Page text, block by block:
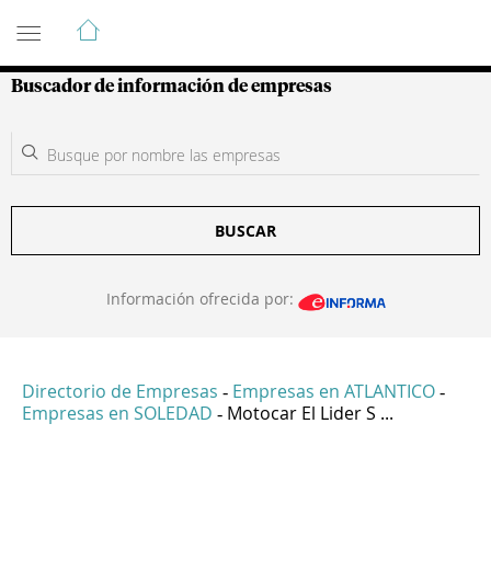
Guía de Empresas Colombianas
Buscador de información de empresas
BUSCAR
Información ofrecida por:
Directorio de Empresas - Empresas en ATLANTICO -
Empresas en SOLEDAD - Motocar El Lider S ...